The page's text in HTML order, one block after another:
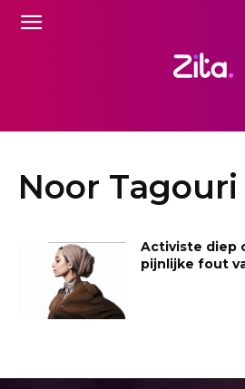
Noor Tagouri
Activiste diep
pijnlijke fout